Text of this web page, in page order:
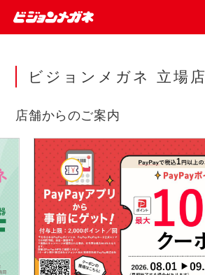
ビジョンメガネ 立場店
店舗からのご案内